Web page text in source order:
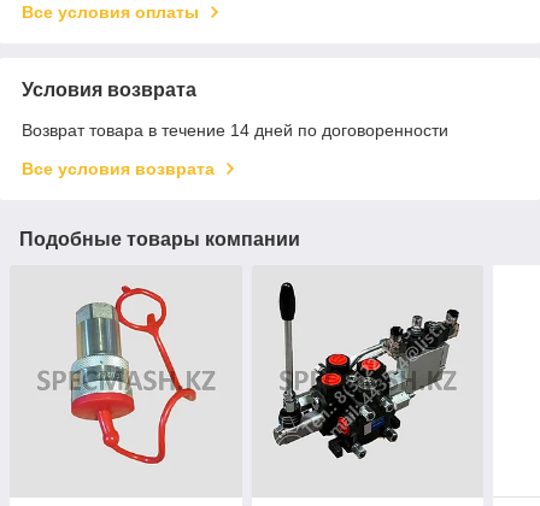
Все условия оплаты
Условия возврата
Возврат товара в течение 14 дней по договоренности
Все условия возврата
Подобные товары компании